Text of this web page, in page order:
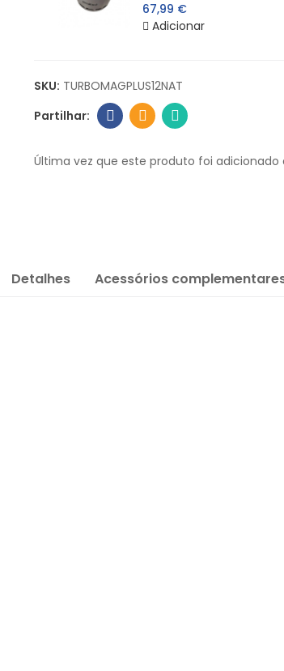
67,99 €
Adicionar
SKU: TURBOMAGPLUS12NAT
Última vez que este produto foi
Detalhes Acessórios